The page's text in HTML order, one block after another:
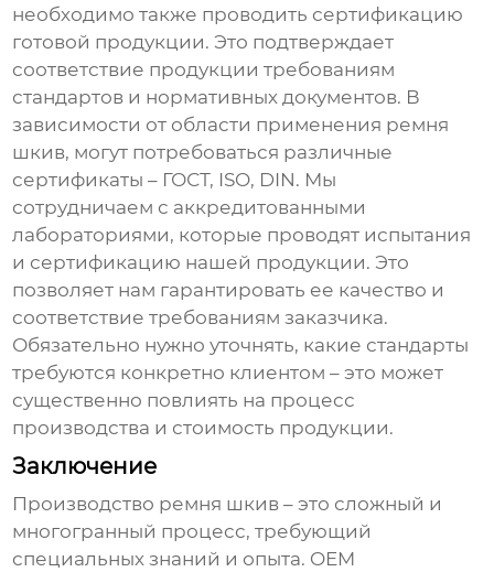
необходимо также проводить сертификацию
готовой продукции. Это подтверждает
соответствие продукции требованиям
стандартов и нормативных документов. В
зависимости от области применения ремня
шкив, могут потребоваться различные
сертификаты – ГОСТ, ISO, DIN. Мы
сотрудничаем с аккредитованными
лабораториями, которые проводят испытания
и сертификацию нашей продукции. Это
позволяет нам гарантировать ее качество и
соответствие требованиям заказчика.
Обязательно нужно уточнять, какие стандарты
требуются конкретно клиентом – это может
существенно повлиять на процесс
производства и стоимость продукции.
Заключение
Производство ремня шкив – это сложный и
многогранный процесс, требующий
специальных знаний и опыта. OEM